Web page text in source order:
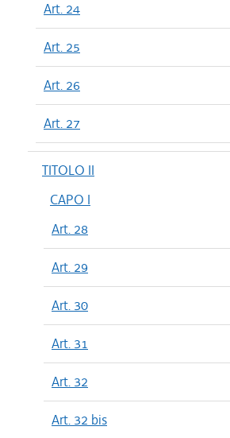
Art. 24
Art. 25
Art. 26
Art. 27
TITOLO II
CAPO I
Art. 28
Art. 29
Art. 30
Art. 31
Art. 32
Art. 32 bis